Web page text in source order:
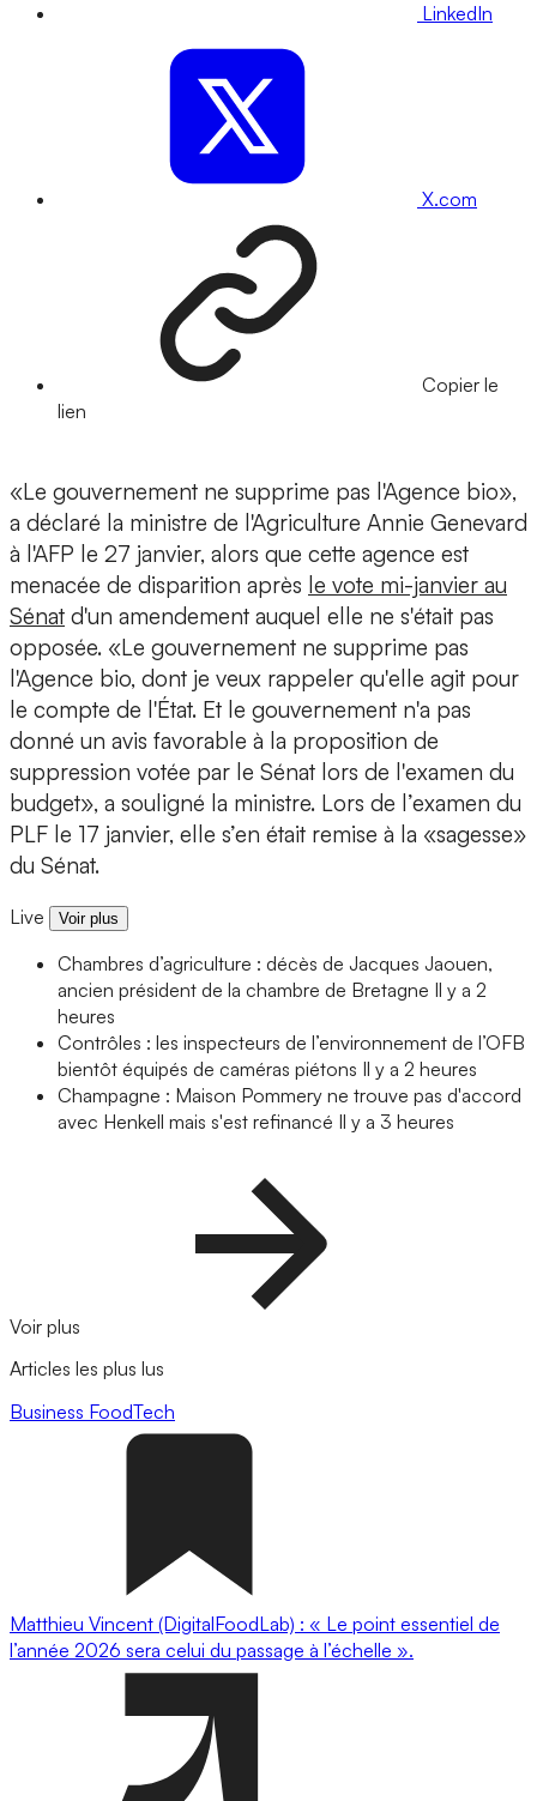
LinkedIn
X.com
Copier le
lien
«Le gouvernement ne supprime pas l'Agence bio»,
a déclaré la ministre de l'Agriculture Annie Genevard
à l'AFP le 27 janvier, alors que cette agence est
menacée de disparition après le vote mi-janvier au
Sénat d'un amendement auquel elle ne s'était pas
opposée. «Le gouvernement ne supprime pas
l'Agence bio, dont je veux rappeler qu'elle agit pour
le compte de l'État. Et le gouvernement n'a pas
donné un avis favorable à la proposition de
suppression votée par le Sénat lors de l'examen du
budget», a souligné la ministre. Lors de l’examen du
PLF le 17 janvier, elle s’en était remise à la «sagesse»
du Sénat.
Live Voir plus
Chambres d’agriculture : décès de Jacques Jaouen,
ancien président de la chambre de Bretagne Il y a 2
heures
Contrôles : les inspecteurs de l’environnement de l’OFB
bientôt équipés de caméras piétons Il y a 2 heures
Champagne : Maison Pommery ne trouve pas d'accord
avec Henkell mais s'est refinancé Il y a 3 heures
Voir plus
Articles les plus lus
Business FoodTech
Matthieu Vincent (DigitalFoodLab) : « Le point essentiel de
l’année 2026 sera celui du passage à l’échelle ».